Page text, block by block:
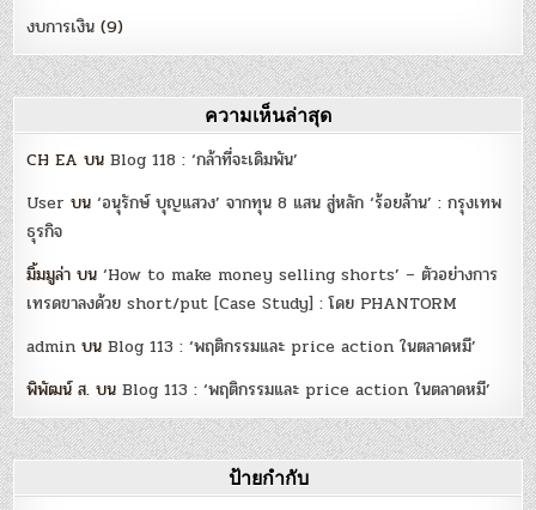
งบการเงิน (9)
ความเห็นล่าสุด
CH EA บนBlog 118 : ‘กล้าที่จะเดิมพัน’
User บน‘อนุรักษ์ บุญแสวง’ จากทุน 8 แสน สู่หลัก ‘ร้อยล้าน’ : กรุงเทพ
ธุรกิจ
มิ้มมูล่า บน‘How to make money selling shorts’ – ตัวอย่างการ
เทรดขาลงด้วย short/put [Case Study] : โดย PHANTORM
admin บนBlog 113 : ‘พฤติกรรมและ price action ในตลาดหมี’
พิพัฒน์ ส. บนBlog 113 : ‘พฤติกรรมและ price action ในตลาดหมี’
ป้ายกำกับ